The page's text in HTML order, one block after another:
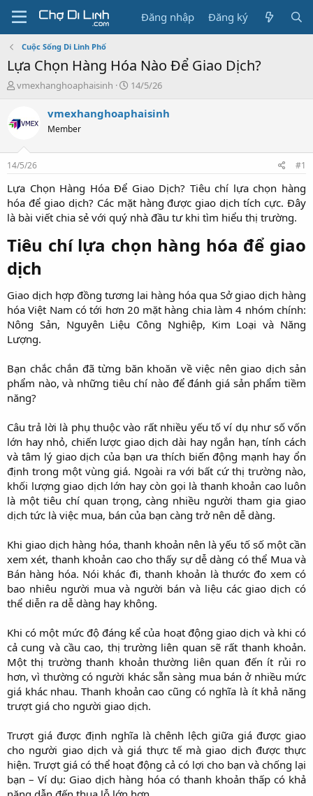
Đăng nhập Đăng ký
Cuộc Sống Di Linh Phố
Lựa Chọn Hàng Hóa Nào Để Giao Dịch?
T
e
s
t
a
r
t
e
vmexhanghoaphaisinh
N
à
14/5/26
vmexhanghoaphaisinh
Member
14/5/26 #1
Lựa Chọn Hàng Hóa Để Giao Dịch? Tiêu chí lựa chọn hàng
hóa để giao dịch? Các mặt hàng được giao dịch tích cực. Đây
là bài viết chia sẻ với quý nhà đầu tư khi tìm hiểu thị trường.​
Tiêu chí lựa chọn hàng hóa để giao
dịch​
Giao dịch hợp đồng tương lai hàng hóa qua Sở giao dịch hàng
hóa Việt Nam có tới hơn 20 mặt hàng chia làm 4 nhóm chính:
Nông Sản, Nguyên Liệu Công Nghiệp, Kim Loại và Năng
Lượng.
Bạn chắc chắn đã từng băn khoăn về việc nên giao dịch sản
phẩm nào, và những tiêu chí nào để đánh giá sản phẩm tiềm
năng?
Câu trả lời là phụ thuộc vào rất nhiều yếu tố ví dụ như số vốn
lớn hay nhỏ, chiến lược giao dịch dài hay ngắn hạn, tính cách
và tâm lý giao dịch của bạn ưa thích biến động mạnh hay ổn
định trong một vùng giá. Ngoài ra với bất cứ thị trường nào,
khối lượng giao dịch lớn hay còn gọi là thanh khoản cao luôn
là một tiêu chí quan trọng, càng nhiều người tham gia giao
dịch tức là việc mua, bán của bạn càng trở nên dễ dàng.
Khi giao dịch hàng hóa, thanh khoản nên là yếu tố số một cần
xem xét, thanh khoản cao cho thấy sự dễ dàng có thể Mua và
Bán hàng hóa. Nói khác đi, thanh khoản là thước đo xem có
bao nhiêu người mua và người bán và liệu các giao dịch có
thể diễn ra dễ dàng hay không.
Khi có một mức độ đáng kể của hoạt động giao dịch và khi có
cả cung và cầu cao, thị trường liên quan sẽ rất thanh khoản.
Một thị trường thanh khoản thường liên quan đến ít rủi ro
hơn, vì thường có người khác sẵn sàng mua bán ở nhiều mức
giá khác nhau. Thanh khoản cao cũng có nghĩa là ít khả năng
trượt giá cho người giao dịch.
Trượt giá được định nghĩa là chênh lệch giữa giá được giao
cho người giao dịch và giá thực tế mà giao dịch được thực
hiện. Trượt giá có thể hoạt động cả có lợi cho bạn và chống lại
bạn – Ví dụ: Giao dịch hàng hóa có thanh khoản thấp có khả